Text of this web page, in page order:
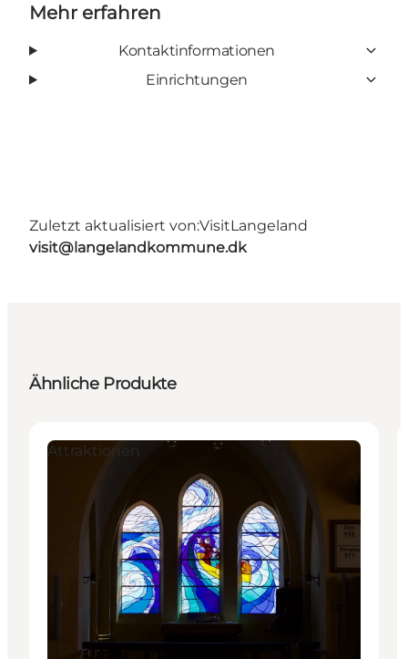
Mehr erfahren
Kontaktinformationen
Einrichtungen
Zuletzt aktualisiert von:VisitLangeland
visit@langelandkommune.dk
Ähnliche Produkte
Attraktionen